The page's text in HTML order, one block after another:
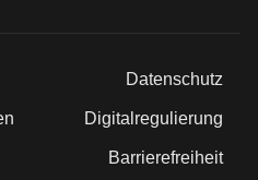
Datenschutz
Digitalregulierung
Barrierefreiheit